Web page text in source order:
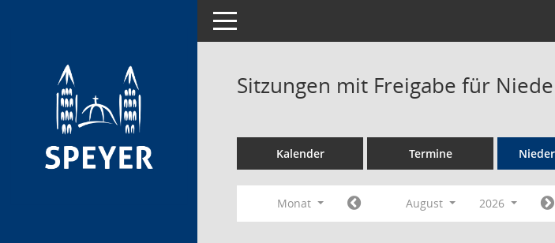
Toggle navigation
Sitzungen mit Freigabe für
Kalender Termine
Monat August 2026